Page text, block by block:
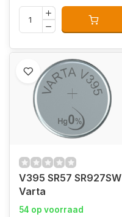
V395 SR57 SR927SW
Varta
54 op voorraad